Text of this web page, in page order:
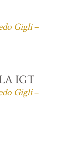
Gigli –
IGT
Gigli –